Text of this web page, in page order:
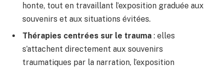
honte, tout en travaillant l’exposition graduée aux
souvenirs et aux situations évitées.
Thérapies centrées sur le trauma : elles
s’attachent directement aux souvenirs
traumatiques par la narration, l’exposition